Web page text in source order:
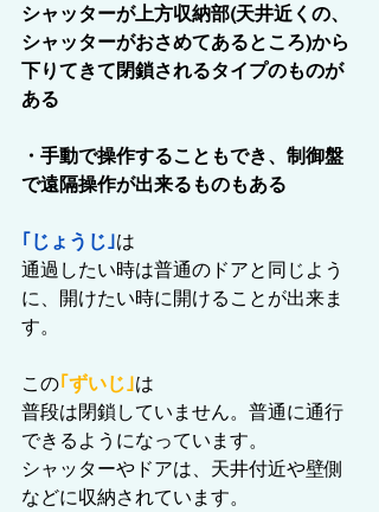
シャッターが上方収納部(天井近くの、
シャッターがおさめてあるところ)から
下りてきて閉鎖されるタイプのものが
ある
・手動で操作することもでき、制御盤
で遠隔操作が出来るものもある
｢じょうじ｣は
通過したい時は普通のドアと同じよう
に、開けたい時に開けることが出来ま
す。
この｢ずいじ｣は
普段は閉鎖していません。普通に通行
できるようになっています。
シャッターやドアは、天井付近や壁側
などに収納されています。